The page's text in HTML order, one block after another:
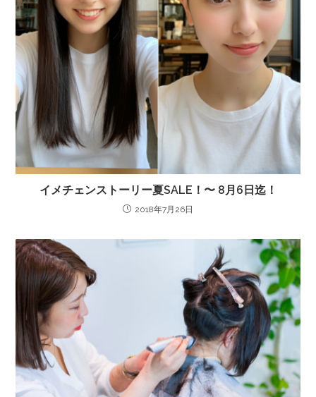
イメチェンストーリー夏SALE！〜 8月6日迄！
2018年7月26日